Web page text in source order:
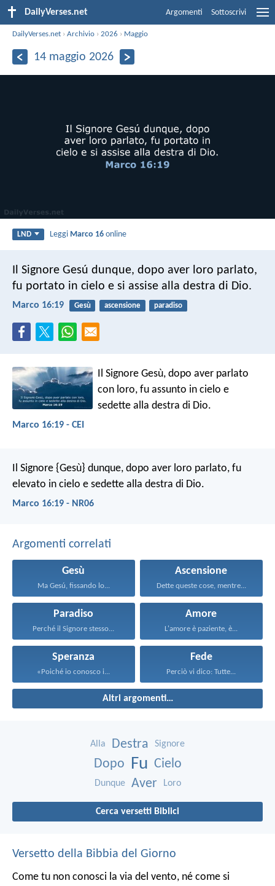
DailyVerses.net Argomenti Sottoscrivi
DailyVerses.net ›Archivio ›2026 › Maggio
14 maggio 2026
LND Leggi Marco 16 online
Il Signore Gesú dunque, dopo aver loro parlato,
fu portato in cielo e si assise alla destra di Dio.
Marco 16:19 Gesù ascensione paradiso
Il Signore Gesù, dopo aver parlato
con loro, fu assunto in cielo e
sedette alla destra di Dio.
Marco 16:19 - CEI
Il Signore {Gesù} dunque, dopo aver loro parlato, fu
elevato in cielo e sedette alla destra di Dio.
Marco 16:19 - NR06
Argomenti correlati
Gesù
Ma Gesú, fissando lo...
Ascensione
Dette queste cose, mentre...
Paradiso
Perché il Signore stesso...
Amore
L'amore è paziente, è...
Speranza
«Poiché io conosco i...
Fede
Perciò vi dico: Tutte...
Altri argomenti…
Alla Destra Signore
Dopo Fu Cielo
Dunque Aver Loro
Cerca versetti Biblici
Versetto della Bibbia del Giorno
Come tu non conosci la via del vento, né come si